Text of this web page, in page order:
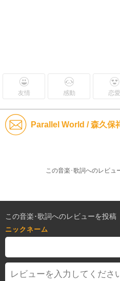
友情 感動 恋愛
Parallel World / 森久保
この音楽･歌詞へのレビュ
この音楽･歌詞へのレビューを投稿
ニックネーム